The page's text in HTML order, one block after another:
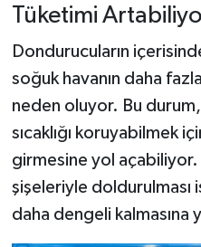
Tüketimi
Dondurucuların
soğuk havanın daha
neden oluyor. Bu
sıcaklığı koruyabilmek
girmesine yol açabiliyor.
şişeleriyle doldurulması
daha dengeli kalmasına